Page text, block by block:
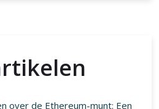
over de Ethereum-munt: Een